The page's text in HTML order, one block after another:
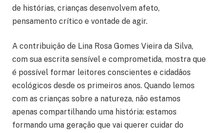
de histórias, crianças desenvolvem afeto,
pensamento crítico e vontade de agir.
A contribuição de Lina Rosa Gomes Vieira da Silva,
com sua escrita sensível e comprometida, mostra que
é possível formar leitores conscientes e cidadãos
ecológicos desde os primeiros anos. Quando lemos
com as crianças sobre a natureza, não estamos
apenas compartilhando uma história: estamos
formando uma geração que vai querer cuidar do